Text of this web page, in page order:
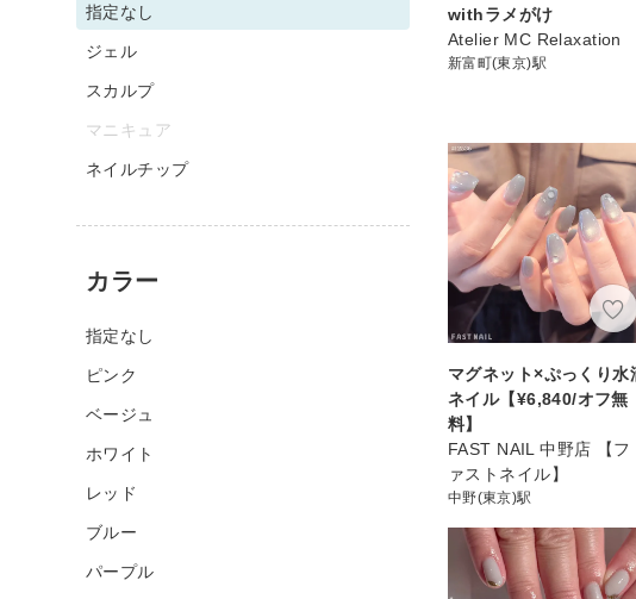
withラメがけ
Atelier MC Relaxation
新富町(東京)駅
マグネット×ぷっくり水
ネイル【¥6,840/オフ無
料】
FAST NAIL 中野店 【フ
ァストネイル】
中野(東京)駅
指定なし
ジェル
スカルプ
マニキュア
ネイルチップ
カラー
指定なし
ピンク
ベージュ
ホワイト
レッド
ブルー
パープル